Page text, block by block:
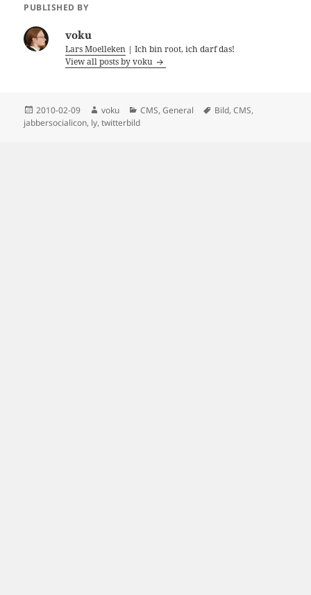
PUBLISHED BY
voku
Lars Moelleken | Ich bin root, ich darf das!
View all posts by voku
Posted
on
2010-02-09 Author
voku Categories
CMS,General Tags
Bild,CMS,
jabbersocialicon, ly,twitterbild